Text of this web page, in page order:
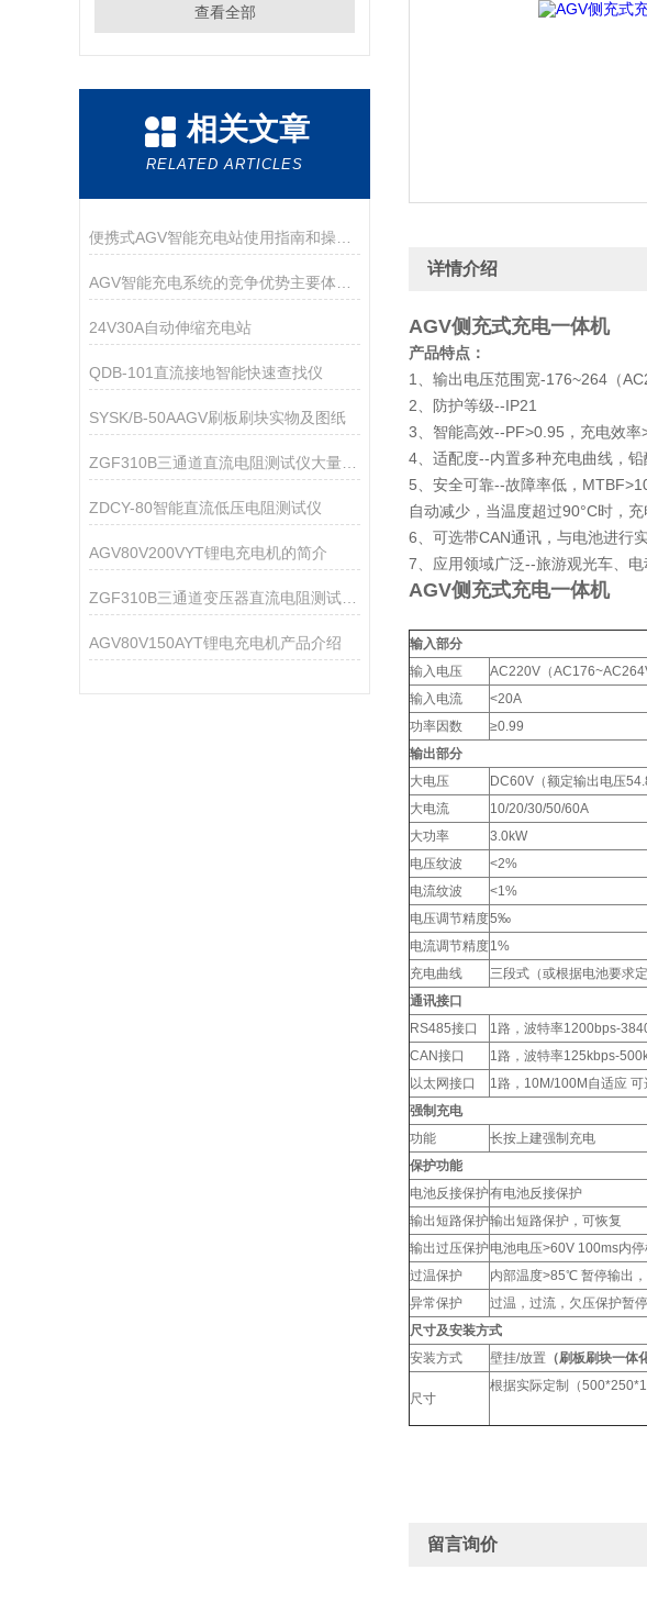
查看全部
相关文章
RELATED ARTICLES
24V30A自动伸缩充电站
QDB-101直流接地智能快速查找仪
SYSK/B-50AAGV刷板刷块实物及图纸
ZGF310B三通道直流电阻测试仪大量供应
ZDCY-80智能直流低压电阻测试仪
AGV80V200VYT锂电充电机的简介
AGV80V150AYT锂电充电机产品介绍
详情介绍
AGV侧充式充电一体机
产品特点：
1、输出电压范围宽-176~264（
2、防护等级--IP21
3、智能高效--PF>0.95，充电效率
4、适配度--内置多种充电曲线，
5、安全可靠--故障率低，
自动减少，当温度超过90°C时，
6、可选带CAN通讯，与电池进行
7、应用领域广泛--旅游观光车、电
AGV侧充式充电一体机
输入部分
输入电压
AC220V（
输入电流
<20A
功率因数
≥0.99
输出部分
大电压
DC60V（额定输出电压
大电流
10/20/30/50/60A
大功率
3.0kW
电压纹波
<2%
电流纹波
<1%
电压调节精度5‰
电流调节精度1%
充电曲线
三段式（或根据电池要求定
通讯接口
RS485接口
1路，波特率1200bps-
CAN接口
1路，波特率125kbps-
以太网接口
1路，10M/100M自适应 可
强制充电
功能
长按上建强制充电
保护功能
电池反接保护有电池反接保护
输出短路保护输出短路保护，可恢复
输出过压保护电池电压>60V 100ms内
过温保护
内部温度>85℃ 暂停输出
异常保护
过温，过流，欠压保护暂
尺寸及安装方式
安装方式
壁挂/放置 （刷板刷块一体
尺寸
根据实际定制（
留言询价